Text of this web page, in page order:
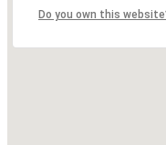
Do you own this